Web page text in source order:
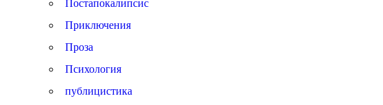
Постапокалипсис
Приключения
Проза
Психология
публицистика